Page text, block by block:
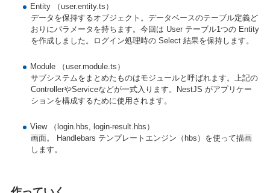
Entity （user.entity.ts）
データを保持するオブジェクト。データベースのテーブル定義ど
おりにパラメータを持ちます。今回は User テーブル1つの Entity
を作成しました。ログイン処理時の Select 結果を保持します。
Module （user.module.ts）
サブシステムをまとめたものはモジュールと呼ばれます。上記の
ControllerやServiceなどが一式入ります。NestJS がアプリケー
ションを構成するために使用されます。
View （login.hbs, login-result.hbs）
画面。 Handlebars テンプレートエンジン（hbs）を使って描画
します。